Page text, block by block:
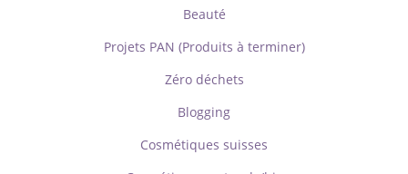
Beauté
Projets PAN (Produits à terminer)
Zéro déchets
Blogging
Cosmétiques suisses